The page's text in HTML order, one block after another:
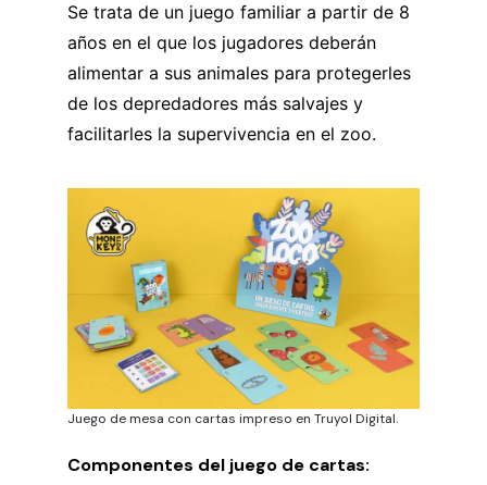
Se trata de un juego familiar a partir de 8
años en el que los jugadores deberán
alimentar a sus animales para protegerles
de los depredadores más salvajes y
facilitarles la supervivencia en el zoo.
Juego de mesa con cartas impreso en Truyol Digital.
Componentes del juego de cartas: